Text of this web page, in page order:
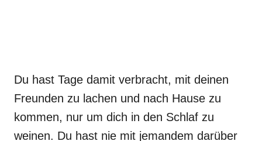
Du hast Tage damit verbracht, mit deinen
Freunden zu lachen und nach Hause zu
kommen, nur um dich in den Schlaf zu
weinen. Du hast nie mit jemandem darüber